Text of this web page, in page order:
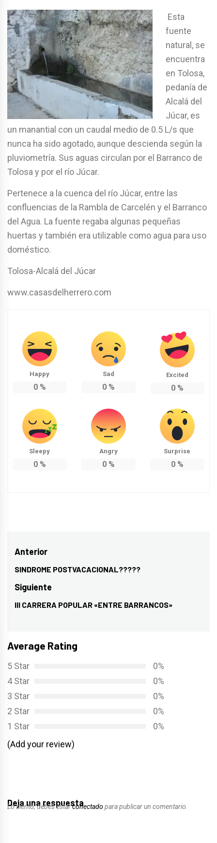
Esta
fuente
natural, se
encuentra
en Tolosa,
pedanía de
Alcalá del
Júcar, es
un manantial con un caudal medio de 0.5 L/s que
nunca ha sido agotado, aunque descienda según la
pluviometría. Sus aguas circulan por el Barranco de
Tolosa y por el río Júcar.
Pertenece a la cuenca del río Júcar, entre las
confluencias de la Rambla de Carcelén y el Barranco
del Agua. La fuente regaba algunas pequeñas
huertas y también era utilizable como agua para uso
doméstico.
Tolosa-Alcalá del Júcar
www.casasdelherrero.com
Happy
0%
Sad
0%
Excited
0%
Sleepy
0%
Angry
0%
Surprise
0%
Navegación
de
entradas
Anterior
Entrada
anterior:
SINDROME POSTVACACIONAL?????
Siguiente
Entrada
III CARRERA POPULAR «ENTRE BARRANCOS»
Average Rating
5 Star
0%
4 Star
0%
3 Star
0%
2 Star
0%
1 Star
0%
(Add your review)
Deja una respuesta
Lo siento, debes estarconectado para publicar un comentario.